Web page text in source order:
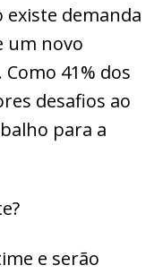
existe demanda
um novo
41% dos
desafios ao
para a
e serão